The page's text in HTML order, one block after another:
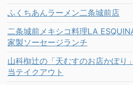
ふくちあんラーメン二条城前店
二条城前メキシコ料理LA
家製ソーセージランチ
山科椥辻の「天むすのお店かぽり
当テイクアウト